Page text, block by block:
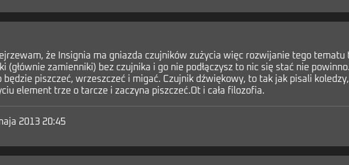
że Insignia ma gniazda czujników zużycia więc rozwijanie tego
(głównie zamienniki) bez czujnika i go nie podłączysz to nic się stać nie
będzie piszczeć, wrzeszczeć i migać. Czujnik dźwiękowy, to tak jak pisali
element trze o tarcze i zaczyna piszczeć.Ot i cała filozofia.
2013 20:45